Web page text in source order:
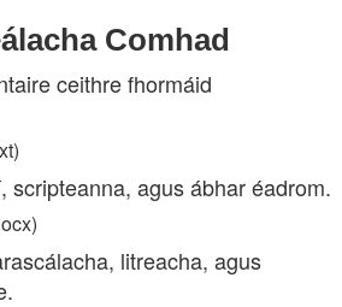
Comhad
ceithre fhormáid
scripteanna, agus ábhar éadrom.
litreacha, agus